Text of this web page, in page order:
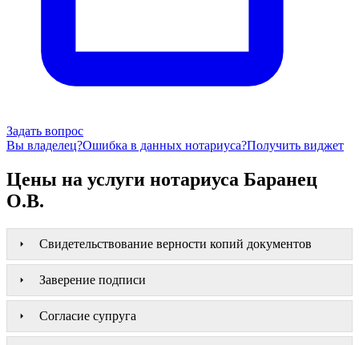
Задать вопрос
Вы владелец?Ошибка в данных нотариуса?Получить виджет
Цены на услуги нотариуса Баранец
О.В.
Свидетельствование верности копий документов
Заверение подписи
Согласие супруга